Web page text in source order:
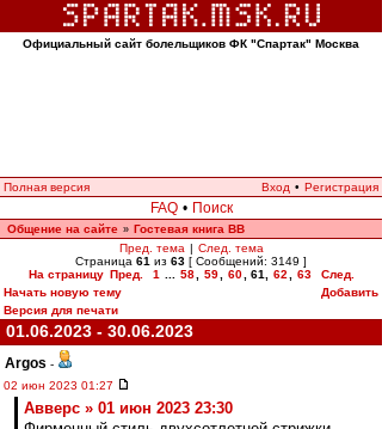
Официальный сайт болельщиков ФК "Спартак" Москва
Полная версия Вход • Регистрация
FAQ • Поиск
Общение на сайте » Гостевая книга ВВ
Пред. тема | След. тема
Страница 61 из 63 [ Сообщений: 3149 ]
На страницу Пред. 1 58 59 60 61 62 63
След.
Начать новую тему
Добавить
Версия для печати
01.06.2023 - 30.06.2023
Argos -
02 июн 2023 01:27
Авверс » 01 июн 2023 23:30